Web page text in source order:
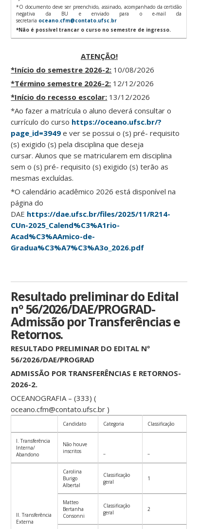
*O documento deve ser preenchido, assinado, acompanhado da certidão
negativa da BU e enviado para o e-mail da
secretaria oceano.cfm@contato.ufsc.br
*Não é possível trancar o curso no semestre de ingresso.
ATENÇÃO!
*Início do semestre 2026-2: 10/08/2026
*Término semestre 2026-2: 12/12/2026
*Início do recesso escolar: 13/12/2026
*Ao fazer a matrícula o aluno deverá consultar o
currículo do curso https://oceano.ufsc.br/?
page_id=3949 e ver se possui o (s) pré- requisito
(s) exigido (s) pela disciplina que deseja
cursar. Alunos que se matricularem em disciplina
sem o (s) pré- requisito (s) exigido (s) terão as
mesmas excluídas.
*O calendário acadêmico 2026 está disponível na
página do
DAE https://dae.ufsc.br/files/2025/11/R214-
CUn-2025_Calend%C3%A1rio-
Acad%C3%AAmico-de-
Gradua%C3%A7%C3%A3o_2026.pdf
Resultado preliminar do Edital
nº 56/2026/DAE/PROGRAD-
Admissão por Transferências e
Retornos.
RESULTADO PRELIMINAR DO EDITAL Nº
56/2026/DAE/PROGRAD
ADMISSÃO POR TRANSFERÊNCIAS E RETORNOS-
2026-2.
OCEANOGRAFIA – (333) (
oceano.cfm@contato.ufsc.br )
Candidato Categoria Classificação
I. Transferência
Interna/
Abandono
Não houve
inscritos
– –
II. Transferência
Externa
Carolina
Burigo
Albertal
Classificação
geral
1
Matteo
Bertanha
Consonni
Classificação
geral
2